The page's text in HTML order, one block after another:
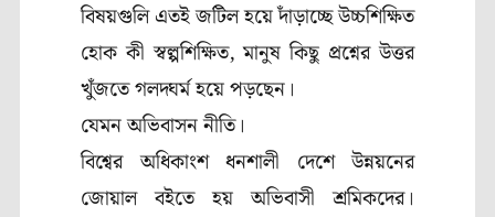
বিষয়গুলি এতই জটিল হয়ে দাঁড়াচ্ছে উচ্চশিক্ষিত
হোক কী স্বল্পশিক্ষিত, মানুষ কিছু প্রশ্নের উত্তর
খুঁজতে গলদ্ঘর্ম হয়ে পড়ছেন।
যেমন অভিবাসন নীতি।
বিশ্বের অধিকাংশ ধনশালী দেশে উন্নয়নের
জোয়াল বইতে হয় অভিবাসী শ্রমিকদের।